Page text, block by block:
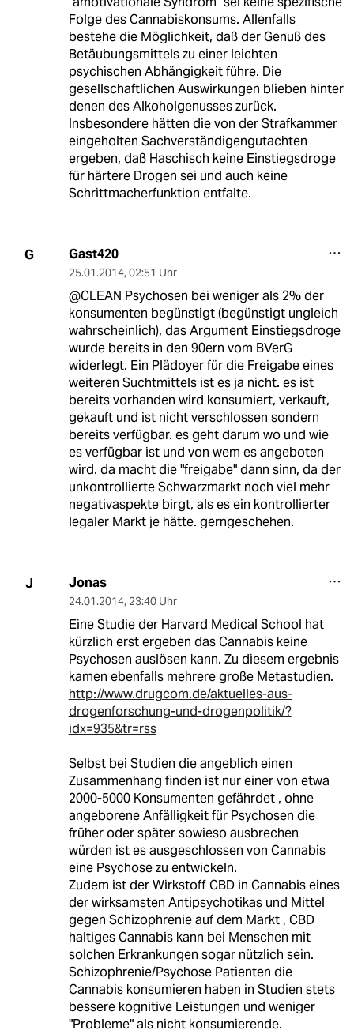
Folge des Cannabiskonsums. Allenfalls
bestehe die Möglichkeit, daß der Genuß des
Betäubungsmittels zu einer leichten
psychischen Abhängigkeit führe. Die
gesellschaftlichen Auswirkungen blieben hinter
denen des Alkoholgenusses zurück.
Insbesondere hätten die von der Strafkammer
eingeholten Sachverständigengutachten
ergeben, daß Haschisch keine Einstiegsdroge
für härtere Drogen sei und auch keine
Schrittmacherfunktion entfalte.
G Gast420
25.01.2014, 02:51 Uhr
@CLEAN Psychosen bei weniger als 2% der
konsumenten begünstigt (begünstigt ungleich
wahrscheinlich), das Argument Einstiegsdroge
wurde bereits in den 90ern vom BVerG
widerlegt. Ein Plädoyer für die Freigabe eines
weiteren Suchtmittels ist es ja nicht. es ist
bereits vorhanden wird konsumiert, verkauft,
gekauft und ist nicht verschlossen sondern
bereits verfügbar. es geht darum wo und wie
es verfügbar ist und von wem es angeboten
wird. da macht die "freigabe" dann sinn, da der
unkontrollierte Schwarzmarkt noch viel mehr
negativaspekte birgt, als es ein kontrollierter
legaler Markt je hätte. gerngeschehen.
J Jonas
24.01.2014, 23:40 Uhr
Eine Studie der Harvard Medical School hat
kürzlich erst ergeben das Cannabis keine
Psychosen auslösen kann. Zu diesem ergebnis
kamen ebenfalls mehrere große Metastudien.
http://www.drugcom.de/aktuelles-aus-
drogenforschung-und-drogenpolitik/?
idx=935&tr=rss
Selbst bei Studien die angeblich einen
Zusammenhang finden ist nur einer von etwa
2000-5000 Konsumenten gefährdet , ohne
angeborene Anfälligkeit für Psychosen die
früher oder später sowieso ausbrechen
würden ist es ausgeschlossen von Cannabis
eine Psychose zu entwickeln.
Zudem ist der Wirkstoff CBD in Cannabis eines
der wirksamsten Antipsychotikas und Mittel
gegen Schizophrenie auf dem Markt , CBD
haltiges Cannabis kann bei Menschen mit
solchen Erkrankungen sogar nützlich sein.
Schizophrenie/Psychose Patienten die
Cannabis konsumieren haben in Studien stets
bessere kognitive Leistungen und weniger
"Probleme" als nicht konsumierende.